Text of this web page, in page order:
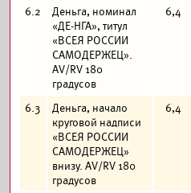
6.2
Деньга, номинал
«ДЕ-НГА», титул
«ВСЕЯ РОССИИ
САМОДЕРЖЕЦ».
AV/RV 180
градусов
6,4
6.3
Деньга, начало
круговой надписи
«ВСЕЯ РОССИИ
САМОДЕРЖЕЦ»
внизу. AV/RV 180
градусов
6,4